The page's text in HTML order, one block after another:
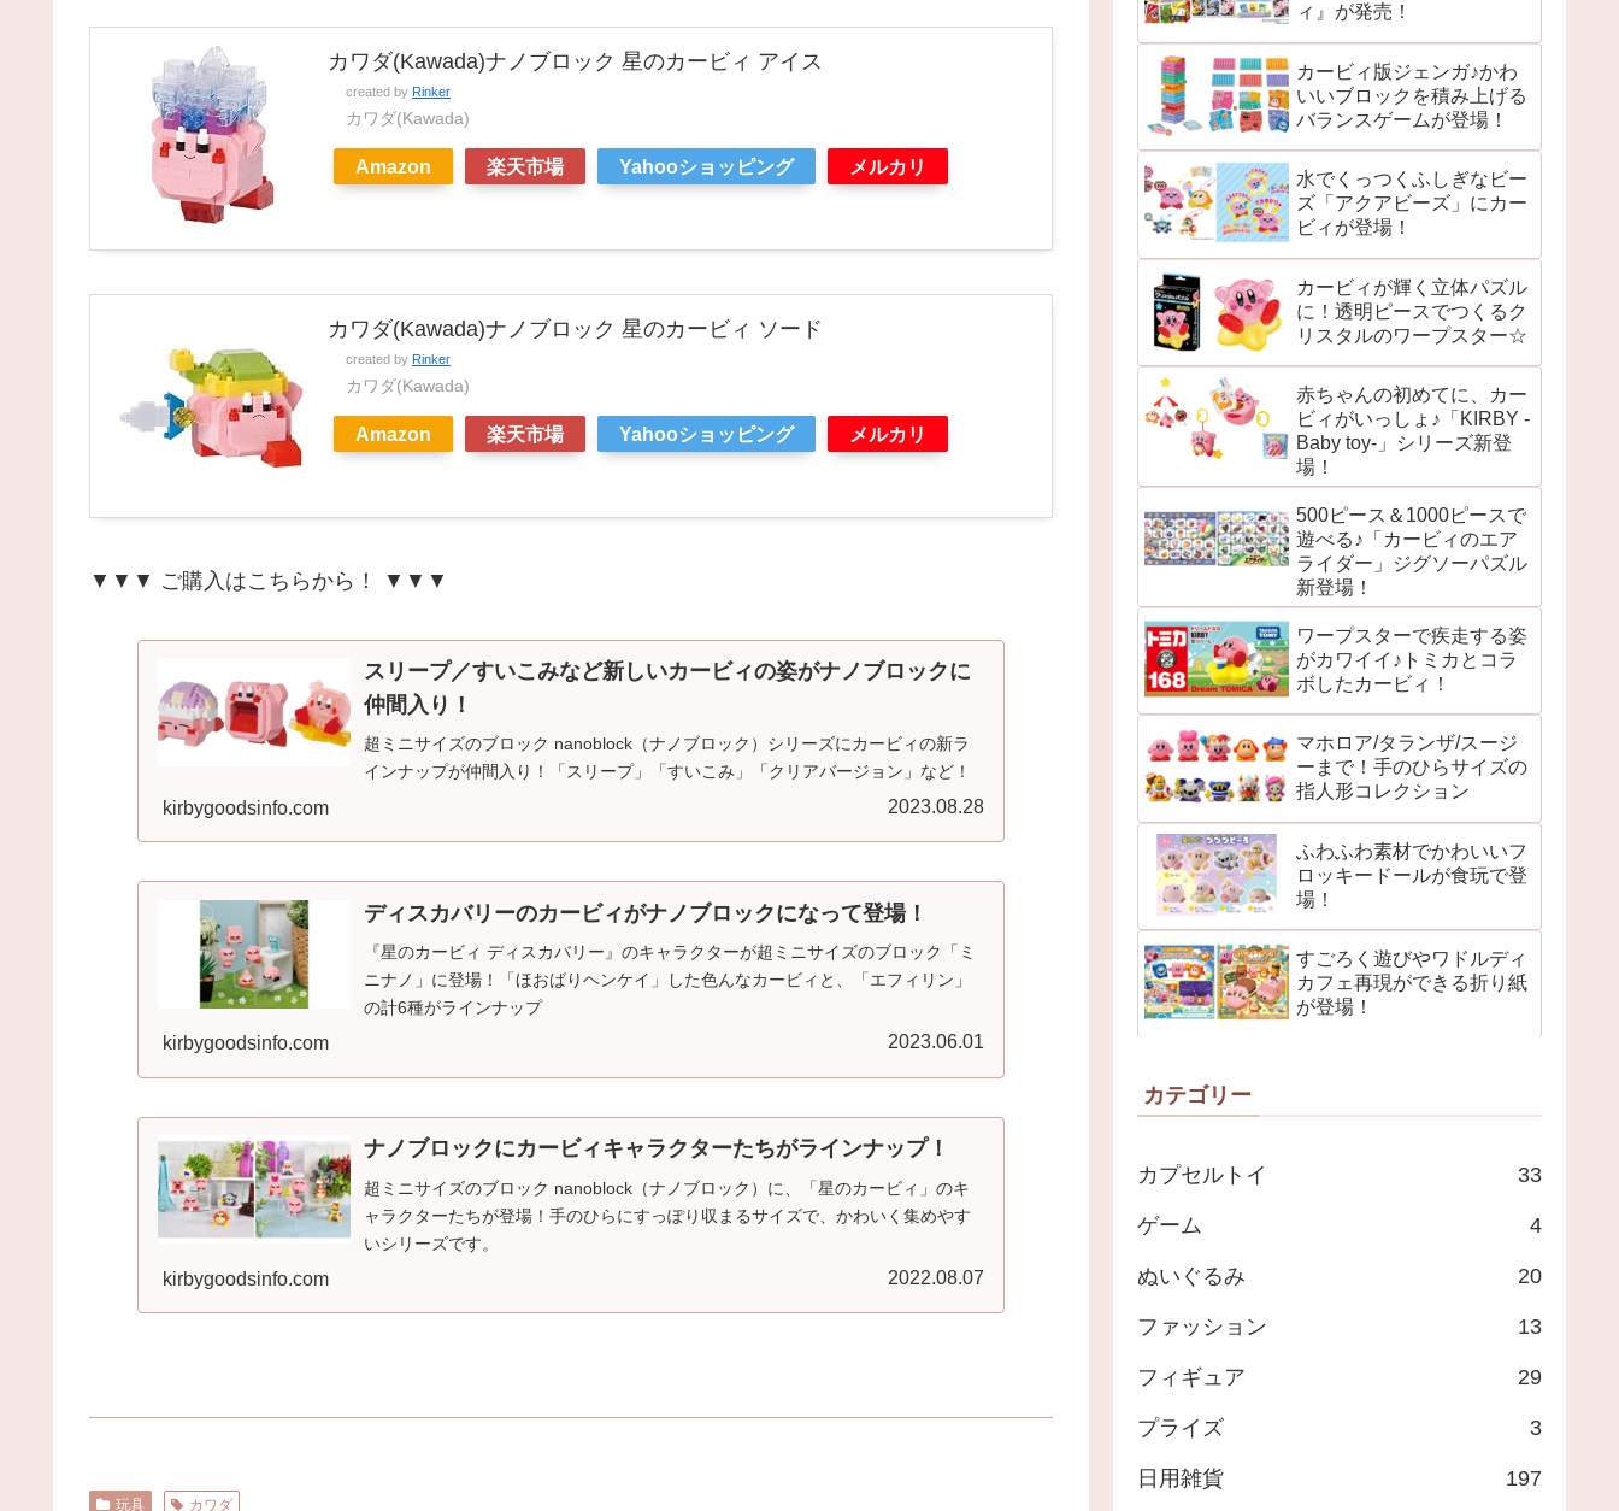
カワダ(Kawada)ナノブロック 星のカービィ アイス
created by Rinker
カワダ(Kawada)
Amazon 楽天市場 Yahooショッピング メルカリ
カワダ(Kawada)ナノブロック 星のカービィ ソード
created by Rinker
カワダ(Kawada)
Amazon 楽天市場 Yahooショッピング メルカリ
▼▼▼ ご購入はこちらから！ ▼▼▼
スリープ／すいこみなど新しいカービィの姿がナノブロックに
仲間入り！
超ミニサイズのブロック nanoblock（ナノブロック）シリーズにカービィの新ラ
インナップが仲間入り！「スリープ」「すいこみ」「クリアバージョン」など！
kirbygoodsinfo.com 2023.08.28
ディスカバリーのカービィがナノブロックになって登場！
『星のカービィ ディスカバリー』のキャラクターが超ミニサイズのブロック「ミ
ニナノ」に登場！「ほおばりヘンケイ」した色んなカービィと、「エフィリン」
の計6種がラインナップ
kirbygoodsinfo.com 2023.06.01
ナノブロックにカービィキャラクターたちがラインナップ！
超ミニサイズのブロック nanoblock（ナノブロック）に、「星のカービィ」のキ
ャラクターたちが登場！手のひらにすっぽり収まるサイズで、かわいく集めやす
いシリーズです。
kirbygoodsinfo.com 2022.08.07
玩具 カワダ
ィ』が発売！
カービィ版ジェンガ♪かわ
いいブロックを積み上げる
バランスゲームが登場！
水でくっつくふしぎなビー
ズ「アクアビーズ」にカー
ビィが登場！
カービィが輝く立体パズル
に！透明ピースでつくるク
リスタルのワープスター☆
赤ちゃんの初めてに、カー
ビィがいっしょ♪「KIRBY -
Baby toy-」シリーズ新登
場！
500ピース＆1000ピースで
遊べる♪「カービィのエア
ライダー」ジグソーパズル
新登場！
ワープスターで疾走する姿
がカワイイ♪トミカとコラ
ボしたカービィ！
マホロア/タランザ/スージ
ーまで！手のひらサイズの
指人形コレクション
ふわふわ素材でかわいいフ
ロッキードールが食玩で登
場！
すごろく遊びやワドルディ
カフェ再現ができる折り紙
が登場！
カテゴリー
カプセルトイ 33
ゲーム 4
ぬいぐるみ 20
ファッション 13
フィギュア 29
プライズ 3
日用雑貨 197